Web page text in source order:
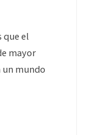
que el
mayor
un mundo